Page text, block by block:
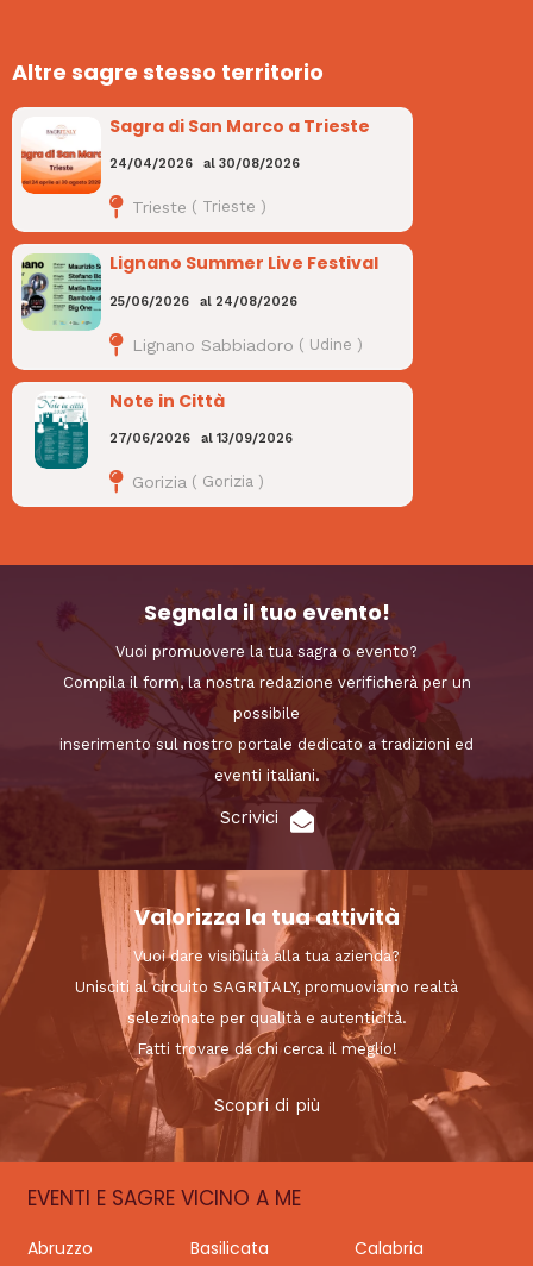
Altre sagre stesso territorio
Sagra di San Marco a Trieste
24/04/2026 al30/08/2026
Trieste ( Trieste )
Lignano Summer Live Festival
25/06/2026 al 24/08/2026
Lignano Sabbiadoro ( Udine )
Note in Città
27/06/2026 al13/09/2026
Gorizia ( Gorizia )
Segnala il tuo evento!
Vuoi promuovere la tua sagra o evento?
Compila il form, la nostra redazione verificherà per un
possibile
inserimento sul nostro portale dedicato a tradizioni ed
eventi italiani.
Scrivici
Valorizza la tua attività
Vuoi dare visibilità alla tua azienda?
Unisciti al circuito SAGRITALY, promuoviamo realtà
selezionate per qualità e autenticità.
Fatti trovare da chi cerca il meglio!
Scopri di più
EVENTI E SAGRE VICINO A ME
Abruzzo Basilicata
Calabria